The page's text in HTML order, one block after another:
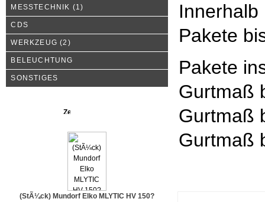
MESSTECHNIK (1)
CDS
WERKZEUG (2)
BELEUCHTUNG
SONSTIGES
(StÃ¼ck) Mundorf Elko MLYTIC HV 150?
Innerhalb
Pakete
Pakete
Gurtmaß
Gurtmaß
Gurtmaß